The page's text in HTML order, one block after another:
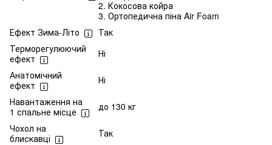
2. Кокосова койра
3. Ортопедична піна Air Foam
Ефект Зима-Літо
Так
Терморегулюючий
ефект
Ні
Анатомічний
ефект
Ні
Навантаження на
1 спальне місце
до 130 кг
Чохол на
блискавці
Так